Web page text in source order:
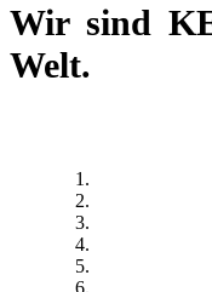
Wir sind
Welt.